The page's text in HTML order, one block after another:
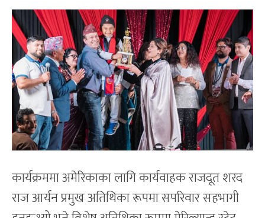
कार्यक्रममा अमेरिकाका लागि कार्यवाहक राजदूत शरद
राज आर्यन प्रमुख अतिथिका रूपमा सपरिवार सहभागी